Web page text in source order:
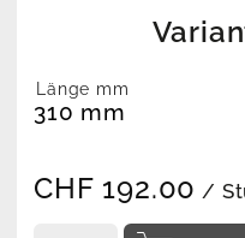
Länge mm
310 mm
CHF 192.00 /